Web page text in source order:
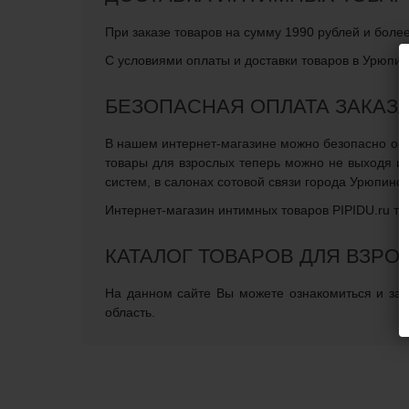
При заказе товаров на сумму 1990 рублей и
С условиями оплаты и доставки товаров в
БЕЗОПАСНАЯ ОПЛАТА ЗАКАЗА
В нашем интернет-магазине можно безопасно
товары для взрослых теперь можно не выходя
систем, в салонах сотовой связи города
Интернет-магазин интимных товаров PIPIDU.ru
КАТАЛОГ ТОВАРОВ ДЛЯ
На данном сайте Вы можете ознакомиться и
область.